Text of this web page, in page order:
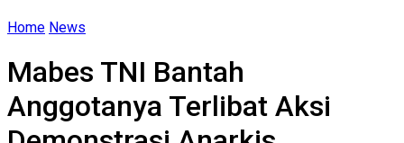
Home News
Mabes TNI Bantah
Anggotanya Terlibat Aksi